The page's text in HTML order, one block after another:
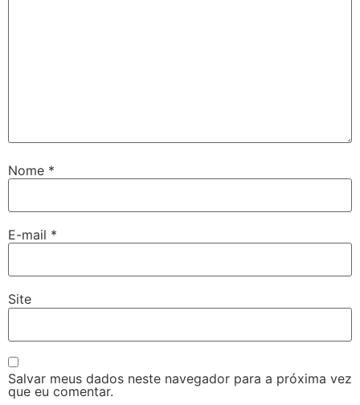
Nome *
E-mail *
Site
Salvar meus dados neste navegador para a próxima vez
que eu comentar.